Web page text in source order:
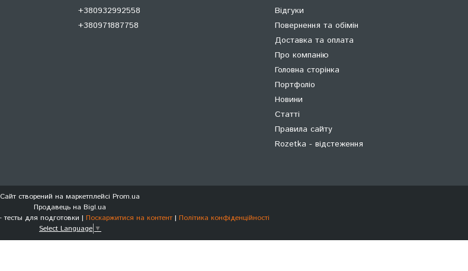
+380932992558
+380971887758
Відгуки
Повернення та обімін
Доставка та оплата
Про компанію
Головна сторінка
Портфоліо
Новини
Статті
Правила сайту
Rozetka - відстеження
Сайт створений на маркетплейсі Prom.ua
Продавець на Bigl.ua
Крок 1, Крок 2, Крок 3, Крок М, Крок Б - тесты для подготовки | Поскаржитися на контент | Політика конфіденційності
Select Language ▼